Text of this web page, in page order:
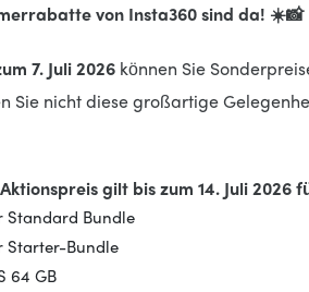
von Insta360 sind da! ☀️📸
7. Juli 2026 können Sie
Sie nicht diese großartige
gilt bis zum 14. Juli 2026
Standard Bundle
Starter-Bundle
64 GB